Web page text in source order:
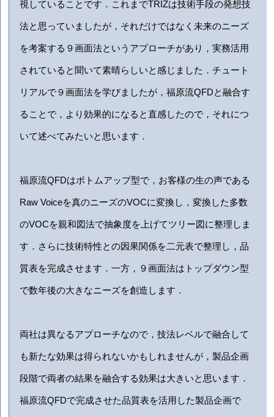
視していることです．これまでTRIZは技術手段の発想技
法と思っていましたが，それだけではなく未来のニーズ
を考案する９画面法というアプローチがあり，実務活用
されていると聞いて素晴らしいと感じました．チュート
リアルで９画面法を学びましたが，福原流QFDと融合す
ることで，より効果的になると直感したので，それにつ
いて述べてみたいと思います．
福原流QFDはボトムアップ型で，お客様の生の声である
Raw Voiceを真のニーズのVOCに変換し，変換した多数
のVOCを親和図法で抽象度を上げてツリー図に整理しま
す．さらに技術特性との因果関係を二元表で整理し，品
質表を完成させます．一方，９画面法はトップダウン型
で数年後の大きなニーズを創造します．
両社は異なるアプローチなので，技法レベルで融合して
も新たな効果は得られないかもしれませんが，製品企画
段階で両者の結果を融合する効果は大きいと思います．
福原流QFDで完成させた品質表を活用した製品企画で